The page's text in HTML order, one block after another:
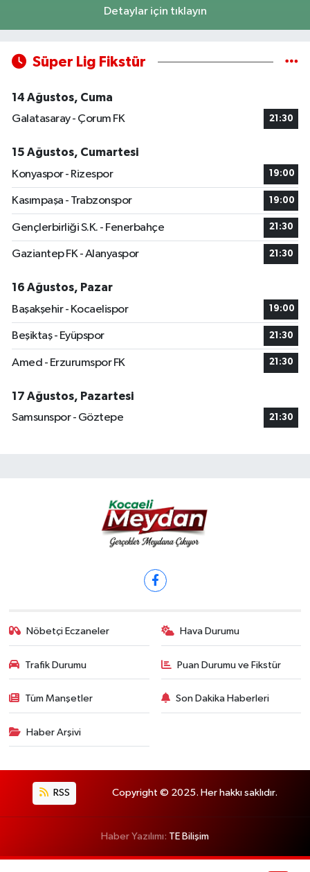
Detaylar için tıklayın
Süper Lig Fikstür
14 Ağustos, Cuma
Galatasaray - Çorum FK
21:30
15 Ağustos, Cumartesi
Konyaspor - Rizespor
19:00
Kasımpaşa - Trabzonspor 19:00
Gençlerbirliği S.K. - Fenerbahçe 21:30
Gaziantep FK - Alanyaspor 21:30
16 Ağustos, Pazar
Başakşehir - Kocaelispor
19:00
Beşiktaş - Eyüpspor 21:30
Amed - Erzurumspor FK 21:30
17 Ağustos, Pazartesi
Samsunspor - Göztepe
21:30
Nöbetçi Eczaneler Hava Durumu
Trafik Durumu Puan Durumu ve Fikstür
Tüm Manşetler Son Dakika Haberleri
Haber Arşivi
RSS Copyright © 2025. Her hakkı saklıdır.
Haber Yazılımı: TE Bilişim